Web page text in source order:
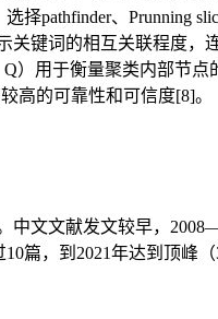
、Prunning
键词的相互关联程度
）用于衡量聚类内部节
高的可靠性和可信度[8]。
文文献发文较早，
篇，到2021年达到顶峰（